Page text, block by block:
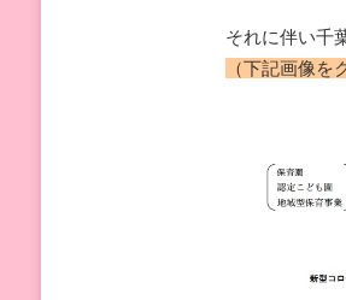
それに伴い千
（下記画像を